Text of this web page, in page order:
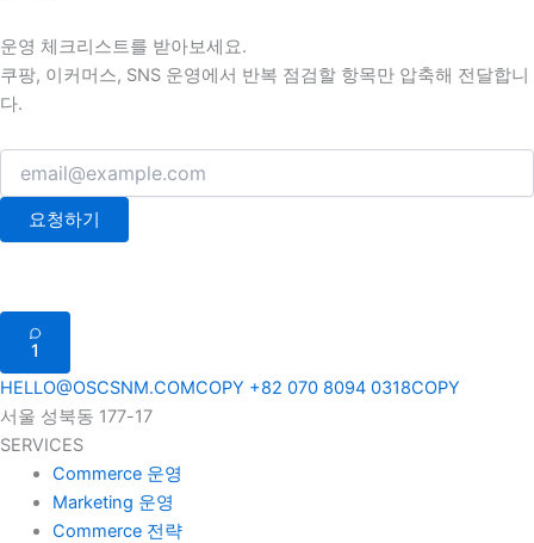
운영 체크리스트를 받아보세요.
쿠팡, 이커머스, SNS 운영에서 반복 점검할 항목만 압축해 전달합니
다.
요청하기
1
HELLO@OSCSNM.COMCOPY +82 070 8094 0318COPY
서울 성북동 177-17
SERVICES
Commerce 운영
Marketing 운영
Commerce 전략